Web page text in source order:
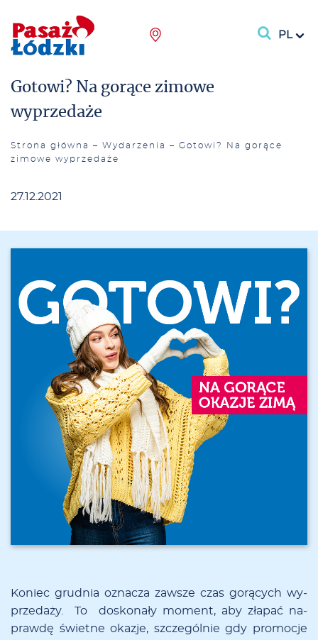
PL
Gotowi? Na gorące zimowe
wyprzedaże
Strona główna – Wydarzenia – Gotowi? Na gorące
zimowe wyprzedaże
27.12.2021
Ko­niec grud­nia ozna­cza za­wsze czas go­rą­cych wy­
prze­da­ży. To do­sko­na­ły mo­­ment, aby zła­­pać na­
praw­dę świe­t­ne oka­­zje, szcze­­gó­l­nie gdy pro­­mo­­cje